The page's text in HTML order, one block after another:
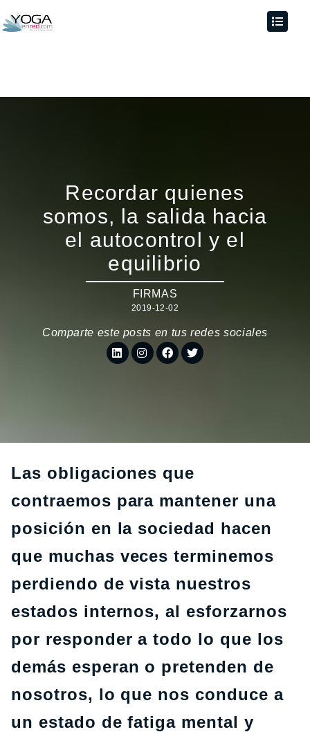
Recordar quienes
somos, la salida hacia
el autocontrol y el
equilibrio
FIRMAS
2019-12-02
Comparte este posts en tus redes sociales
Las obligaciones que
contraemos para mantener una
posición en la sociedad hacen
que muchas veces terminemos
perdiendo de vista nuestros
estados internos, al esforzarnos
por responder a todo lo que los
demás esperan o pretenden de
nosotros, lo que nos conduce a
un estado de fatiga mental y